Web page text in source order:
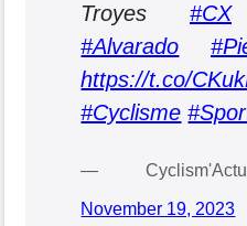
Troyes #CX
#Alvarado
https://t.co/
#Cyclisme
— Cyclism'Actu
November 19, 2023